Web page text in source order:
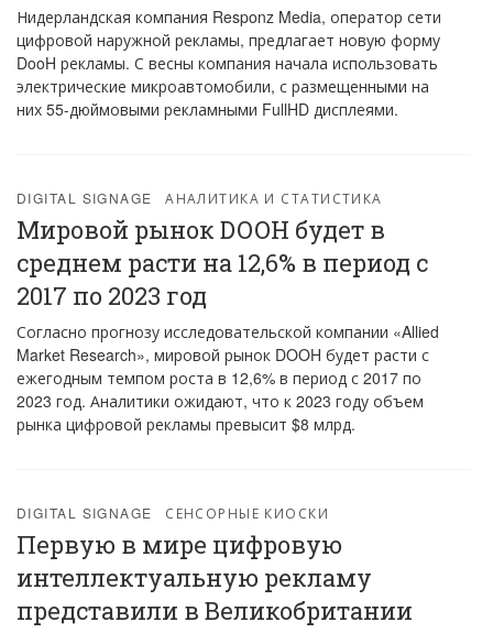
Нидерландская компания Responz Media, оператор сети
цифровой наружной рекламы, предлагает новую форму
DooH рекламы. С весны компания начала использовать
электрические микроавтомобили, с размещенными на
них 55-дюймовыми рекламными FullHD дисплеями.
DIGITAL SIGNAGE АНАЛИТИКА И СТАТИСТИКА
Мировой рынок DOOH будет в
среднем расти на 12,6% в период с
2017 по 2023 год
Согласно прогнозу исследовательской компании «Allied
Market Research», мировой рынок DOOH будет расти с
ежегодным темпом роста в 12,6% в период с 2017 по
2023 год. Аналитики ожидают, что к 2023 году объем
рынка цифровой рекламы превысит $8 млрд.
DIGITAL SIGNAGE СЕНСОРНЫЕ КИОСКИ
Первую в мире цифровую
интеллектуальную рекламу
представили в Великобритании